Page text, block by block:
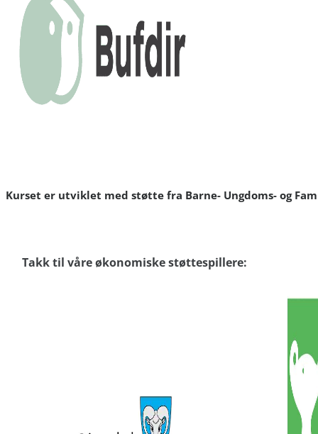
Kurset er utviklet med støtte fra Barne- Ungdoms- og
Takk til våre økonomiske støttespillere: